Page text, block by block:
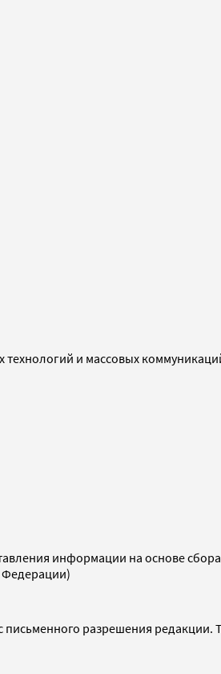
и массовых
информации на основе
Федерации)
разрешения редакции.